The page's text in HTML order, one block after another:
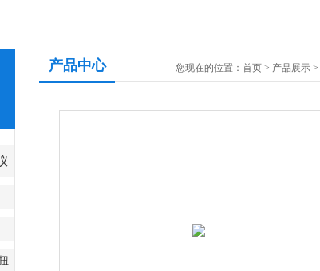
产品中心 您现在的位置： 首页 > 产品展示 >